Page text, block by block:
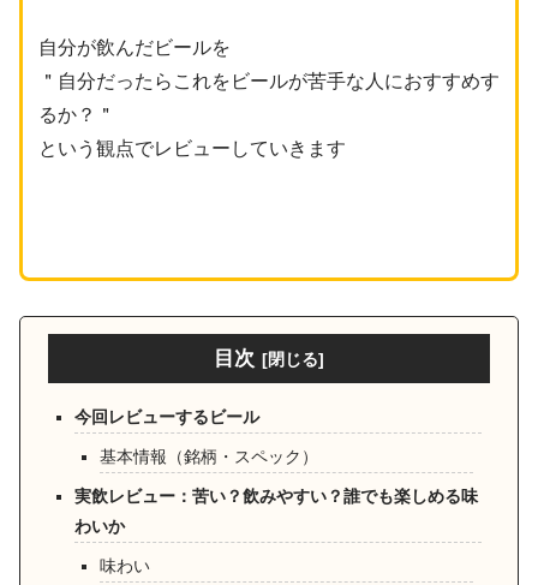
自分が飲んだビールを
＂自分だったらこれを ビールが苦手な人におすすめす
るか？＂
という観点でレビューしていきます
目次
今回レビューするビール
基本情報（銘柄・スペック）
実飲レビュー：苦い？飲みやすい？誰でも楽しめる味
わいか
味わい